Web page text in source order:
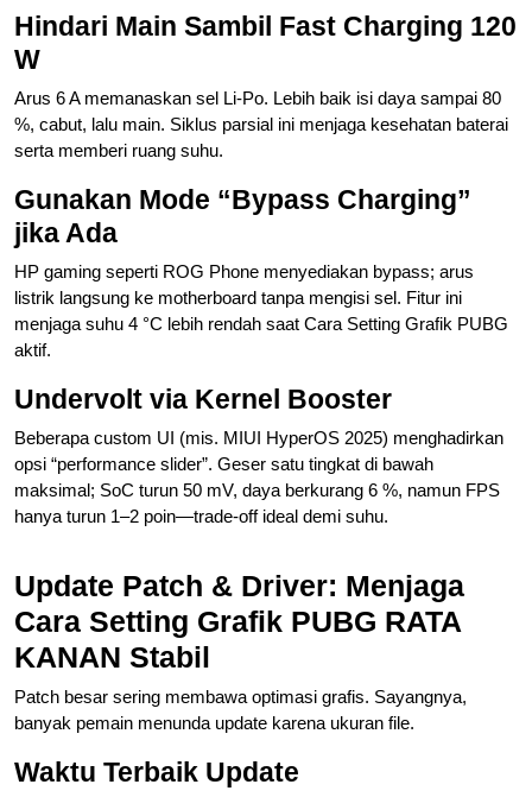
Hindari Main Sambil Fast Charging 120
W
Arus 6 A memanaskan sel Li-Po. Lebih baik isi daya sampai 80
%, cabut, lalu main. Siklus parsial ini menjaga kesehatan baterai
serta memberi ruang suhu.
Gunakan Mode “Bypass Charging”
jika Ada
HP gaming seperti ROG Phone menyediakan bypass; arus
listrik langsung ke motherboard tanpa mengisi sel. Fitur ini
menjaga suhu 4 °C lebih rendah saat Cara Setting Grafik PUBG
aktif.
Undervolt via Kernel Booster
Beberapa custom UI (mis. MIUI HyperOS 2025) menghadirkan
opsi “performance slider”. Geser satu tingkat di bawah
maksimal; SoC turun 50 mV, daya berkurang 6 %, namun FPS
hanya turun 1–2 poin—trade-off ideal demi suhu.
Update Patch & Driver: Menjaga
Cara Setting Grafik PUBG RATA
KANAN Stabil
Patch besar sering membawa optimasi grafis. Sayangnya,
banyak pemain menunda update karena ukuran file.
Waktu Terbaik Update